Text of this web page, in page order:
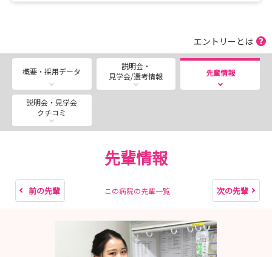
応募締切日：各選考日の前週の水曜日まで
選考方法：個人面接
持ち物：筆記用具
※当院のホームページよりダウンロードしてご
URL：
https://noe.saiseikai.or.jp/data/media/noe_kango/pag
e/nurse/application/rireki_ns.pdf
卒業見込証明書
成績証明書
エントリーとは
概要・採用データ
説明会・
見学会/選考情報
先輩情報
説明会・見学会
クチコミ
先輩情報
前の先輩 この病院の先輩一覧 次の先輩